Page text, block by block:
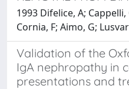
1993 Difelice, A;
Cornia, F; Aimo, G;
Validation of the
IgA nephropathy in
presentations and